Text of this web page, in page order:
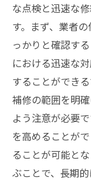
な点検と迅速な
す。まず、業者
っかりと確認す
における迅速な
することができ
補修の範囲を明
よう注意が必要
を高めることが
ることが可能と
ぶことで、長期